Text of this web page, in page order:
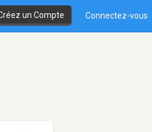
un Compte Connectez-vous